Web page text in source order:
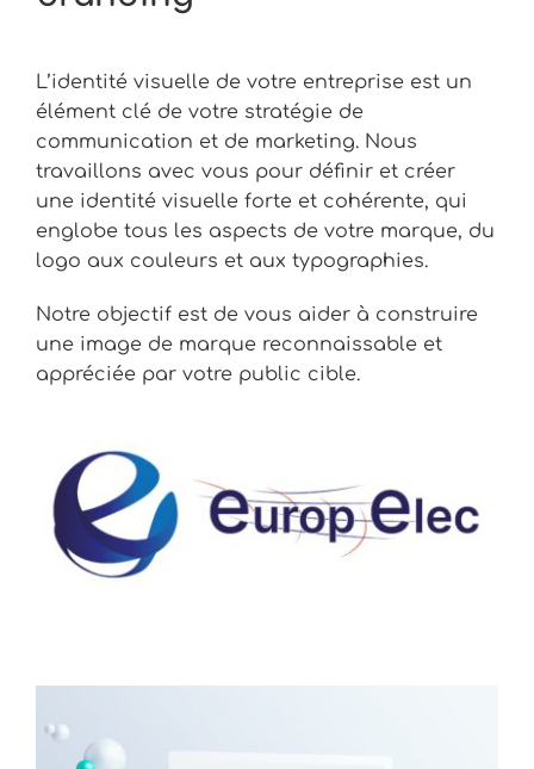
L’identité visuelle de votre entreprise est un
élément clé de votre stratégie de
communication et de marketing. Nous
travaillons avec vous pour définir et créer
une identité visuelle forte et cohérente, qui
englobe tous les aspects de votre marque, du
logo aux couleurs et aux typographies.
Notre objectif est de vous aider à construire
une image de marque reconnaissable et
appréciée par votre public cible.